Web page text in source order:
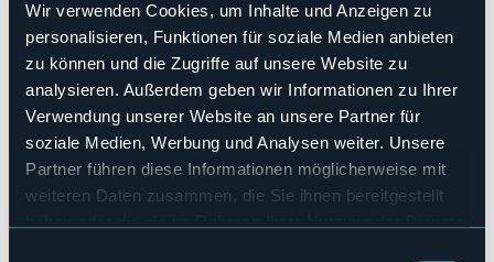
Wir verwenden Cookies, um Inhalte und Anzeigen zu
personalisieren, Funktionen für soziale Medien anbieten
zu können und die Zugriffe auf unsere Website zu
analysieren. Außerdem geben wir Informationen zu Ihrer
Verwendung unserer Website an unsere Partner für
soziale Medien, Werbung und Analysen weiter. Unsere
Partner führen diese Informationen möglicherweise mit
weiteren Daten zusammen, die Sie ihnen bereitgestellt
Domenica 20 luglio, dalle 9.00 alle 20.00 ad Arona
lungolago, mercatino con esposizione di hobbisti e creativi
a cura dell'Associazione Mani Magiche.
Veranstaltungsort
Lungolago Nassiriya
Telefon
WhatsApp +39 340 986 4707 (Isabel)
E-mail